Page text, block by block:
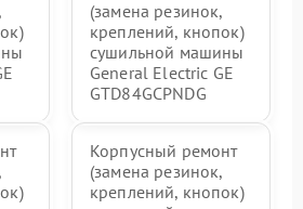
(замена резинок,
креплений, кнопок)
сушильной машины
General Electric GE
GTD84GCPNDG
Корпусный ремонт
(замена резинок,
креплений, кнопок)